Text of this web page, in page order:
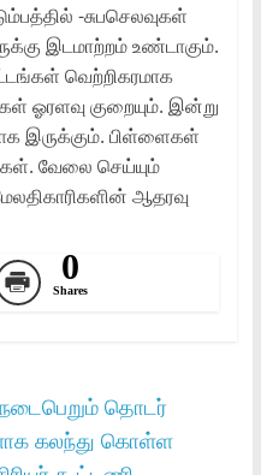
-சுபசெலவுகள்
இடமாற்றம் உண்டாகும்.
வெற்றிகரமாக
ஓரளவு குறையும். இன்று
இருக்கும். பிள்ளைகள்
வேலை செய்யும்
ஆதரவு
0
Shares
தொடர்
கலந்து கொள்ள